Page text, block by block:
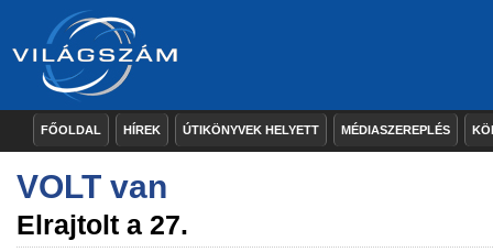
FŐOLDAL HÍREK ÚTIKÖNYVEK HELYETT MÉDIASZEREPLÉS
VOLT van
Elrajtolt a 27.